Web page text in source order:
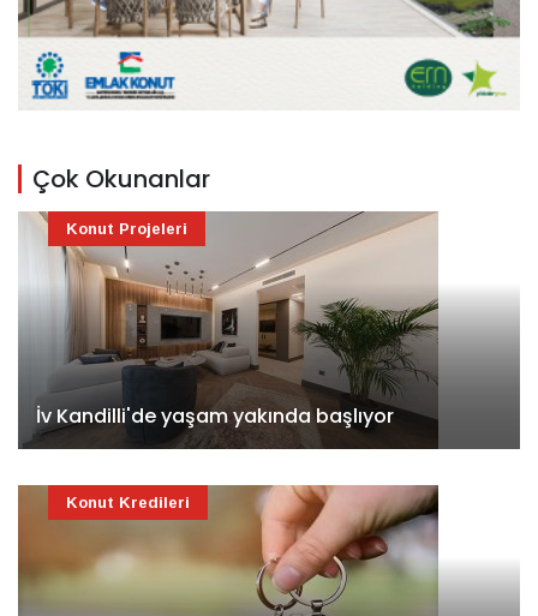
Çok Okunanlar
İv Kandilli'de yaşam yakında başlıyor
Konut Projeleri
Konut Kredileri